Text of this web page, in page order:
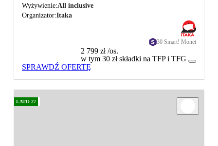
Wyżywienie All inclusive
Organizator Itaka
30 Smart! Monet
2 799 zł/os.
w tym 30 zł składki na TFP i TFG
SPRAWDŹ OFERTĘ
LATO 27